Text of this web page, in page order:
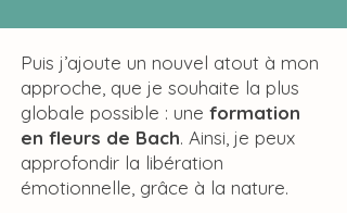
Puis j’ajoute un nouvel atout à mon
approche, que je souhaite la plus
globale possible : une formation
en fleurs de Bach. Ainsi, je peux
approfondir la libération
émotionnelle, grâce à la nature.